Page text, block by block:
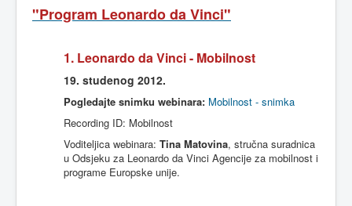
"Program LeonardodaVinci"
1. Leonardo daVinci - Mobilnost
19. studenog 2012.
Pogledajte snimku webinara: Mobilnost - snimka
Recording ID: Mobilnost
Voditeljica webinara: Tina Matovina, stručna suradnica
u Odsjeku za Leonardo da Vinci Agencije za mobilnost i
programe Europske unije.